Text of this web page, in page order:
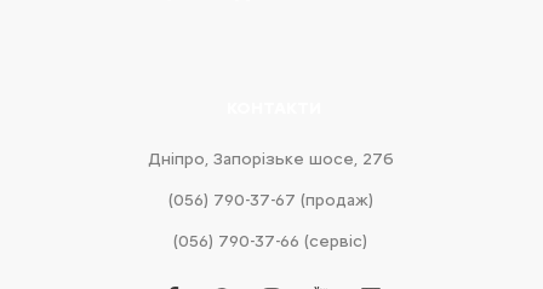
Дніпро, Запорізьке шосе, 27б
(056) 790-37-67 (продаж)
(056) 790-37-66 (сервіс)